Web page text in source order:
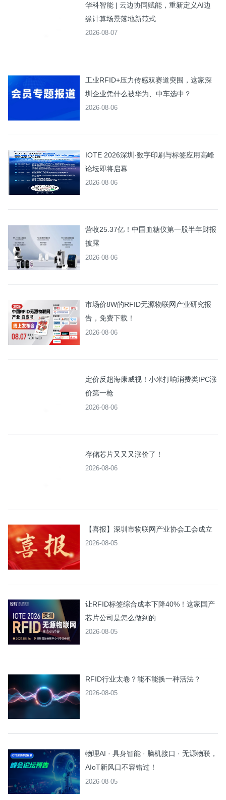
华科智能 | 云边协同赋能，重新定义AI边
缘计算场景落地新范式
2026-08-07
工业RFID+压力传感双赛道突围，这家深
圳企业凭什么被华为、中车选中？
2026-08-06
IOTE 2026深圳·数字印刷与标签应用高峰
论坛即将启幕
2026-08-06
营收25.37亿！中国血糖仪第一股半年财报
披露
2026-08-06
市场价8W的RFID无源物联网产业研究报
告，免费下载！
2026-08-06
定价反超海康威视！小米打响消费类IPC涨
价第一枪
2026-08-06
存储芯片又又又涨价了！
2026-08-06
【喜报】深圳市物联网产业协会工会成立
2026-08-05
让RFID标签综合成本下降40%！这家国产
芯片公司是怎么做到的
2026-08-05
RFID行业太卷？能不能换一种活法？
2026-08-05
物理AI · 具身智能 · 脑机接口 · 无源物联，
AIoT新风口不容错过！
2026-08-05